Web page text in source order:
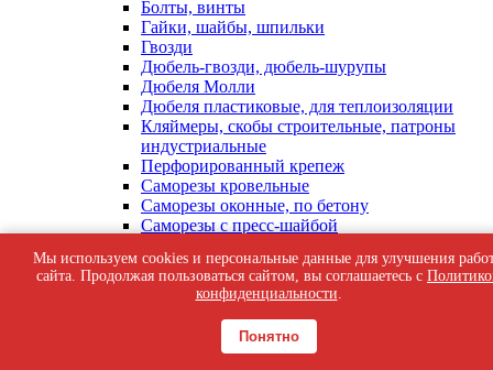
Болты, винты
Гайки, шайбы, шпильки
Гвозди
Дюбель-гвозди, дюбель-шурупы
Дюбеля Молли
Дюбеля пластиковые, для теплоизоляции
Кляймеры, скобы строительные, патроны
индустриальные
Перфорированный крепеж
Саморезы кровельные
Саморезы оконные, по бетону
Саморезы с пресс-шайбой
Такелаж
Тросы, цепи
Шурупы жёлтые универсальные
Шурупы с шестигранной головкой, с
кольцом, с крюком
Мы используем cookies и персональные данные для улучшения
сайта. Продолжая пользоваться сайтом, вы соглашаетесь с
конфиденциальности.
Понятно